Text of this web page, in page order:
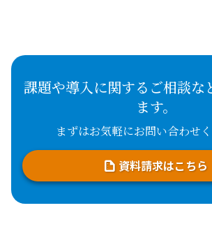
課題や導入に関するご相談な
ます。
まずはお気軽にお問い合わせく
資料請求はこちら